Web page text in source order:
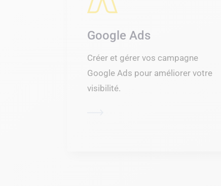
Google Ads
Créer et gérer vos campagne
Google Ads pour améliorer votre
visibilité.